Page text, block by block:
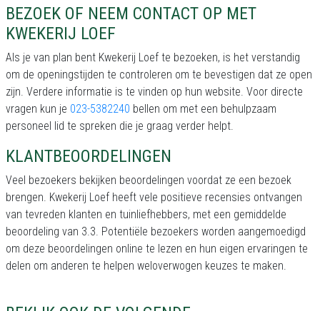
BEZOEK OF NEEM CONTACT OP MET
KWEKERIJ LOEF
Als je van plan bent Kwekerij Loef te bezoeken, is het verstandig
om de openingstijden te controleren om te bevestigen dat ze open
zijn. Verdere informatie is te vinden op hun website. Voor directe
vragen kun je 023-5382240 bellen om met een behulpzaam
personeel lid te spreken die je graag verder helpt.
KLANTBEOORDELINGEN
Veel bezoekers bekijken beoordelingen voordat ze een bezoek
brengen. Kwekerij Loef heeft vele positieve recensies ontvangen
van tevreden klanten en tuinliefhebbers, met een gemiddelde
beoordeling van 3.3. Potentiële bezoekers worden aangemoedigd
om deze beoordelingen online te lezen en hun eigen ervaringen te
delen om anderen te helpen weloverwogen keuzes te maken.